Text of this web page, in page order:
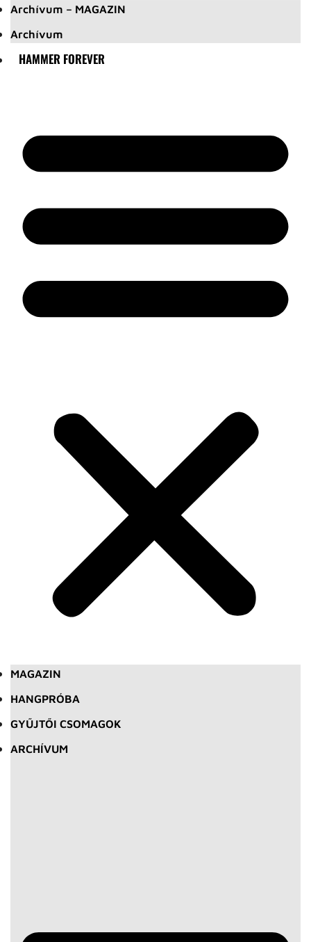
Archívum – MAGAZIN
Archívum
HAMMER FOREVER
MAGAZIN
HANGPRÓBA
GYŰJTŐI CSOMAGOK
ARCHÍVUM